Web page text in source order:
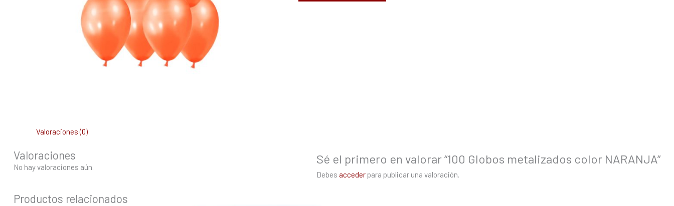
Valoraciones (0)
Valoraciones
No hay valoraciones aún.
Sé el primero en valorar “100 Globos metalizados color NARANJA”
Debes acceder para publicar una valoración.
Productos relacionados